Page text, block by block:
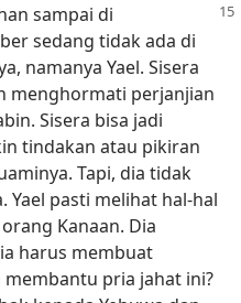
sampai di
sedang tidak ada di
namanya Yael. Sisera
menghormati perjanjian
Sisera bisa jadi
tindakan atau pikiran
Tapi, dia tidak
Yael pasti melihat hal-hal
Kanaan. Dia
harus membuat
pria jahat ini?